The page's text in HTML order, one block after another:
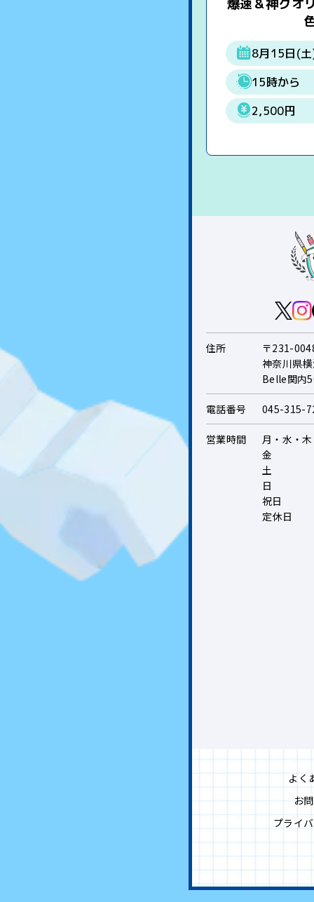
爆速＆神クオ
8月15日(
15時から
2,500円
住所
〒231-
神奈川県
Belle関内
電話番号 045-315-
営業時間
月・水・木
金
土
日
祝日
定休日
よく
お
プライ